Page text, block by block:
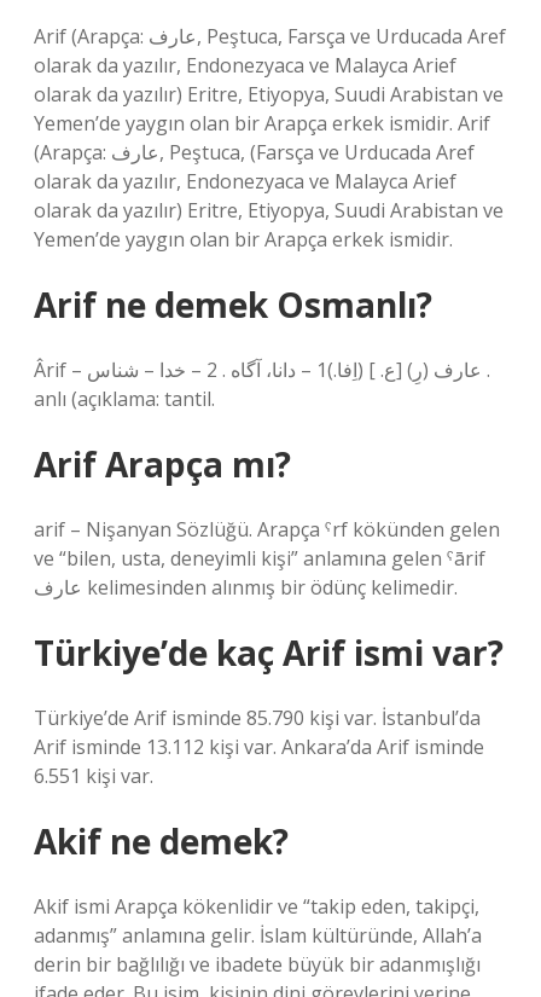
Arif (Arapça: عارف‎, Peştuca, Farsça ve Urducada Aref
olarak da yazılır, Endonezyaca ve Malayca Arief
olarak da yazılır) Eritre, Etiyopya, Suudi Arabistan ve
Yemen’de yaygın olan bir Arapça erkek ismidir. Arif
(Arapça: عارف‎, Peştuca, (Farsça ve Urducada Aref
olarak da yazılır, Endonezyaca ve Malayca Arief
olarak da yazılır) Eritre, Etiyopya, Suudi Arabistan ve
Yemen’de yaygın olan bir Arapça erkek ismidir.
Arif ne demek Osmanlı?
Ârif – عارف (رِ) [ع. ] (اِفا.)1 – دانا، آگاه . 2 – خدا – شناس .
anlı (açıklama: tantil.
Arif Arapça mı?
arif – Nişanyan Sözlüğü. Arapça ˁrf kökünden gelen
ve “bilen, usta, deneyimli kişi” anlamına gelen ˁārif
عارف kelimesinden alınmış bir ödünç kelimedir.
Türkiye’de kaç Arif ismi var?
Türkiye’de Arif isminde 85.790 kişi var. İstanbul’da
Arif isminde 13.112 kişi var. Ankara’da Arif isminde
6.551 kişi var.
Akif ne demek?
Akif ismi Arapça kökenlidir ve “takip eden, takipçi,
adanmış” anlamına gelir. İslam kültüründe, Allah’a
derin bir bağlılığı ve ibadete büyük bir adanmışlığı